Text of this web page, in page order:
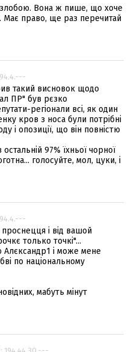
Вона ж пише, що хоче
Має право, ще раз перечитай
такий висновок щодо
ПР" був рєзко
регіонали всі, як один
кров з носа були потрібні
і опозиції, що він повністю
97% їхньої чорної
голосуйте, мол, цуки, і
проснецця і від вашой
только точкі"...
і може мене
по національному
мабуть мінут